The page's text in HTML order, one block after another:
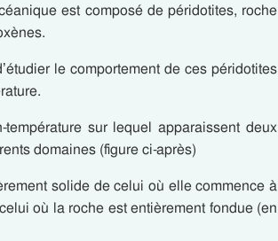
est composé de péridotites, roche
le comportement de ces péridotites
sur lequel apparaissent deux
domaines (figure ci-après)
solide de celui où elle commence à
où la roche est entièrement fondue (en